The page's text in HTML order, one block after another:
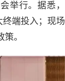
举行。据悉，
终端投入；现场
。